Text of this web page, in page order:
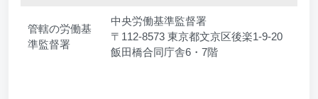
管轄の労働基
準監督署
中央労働基準監督署
〒112-8573 東京都文京区後楽1-9-20
飯田橋合同庁舎6・7階